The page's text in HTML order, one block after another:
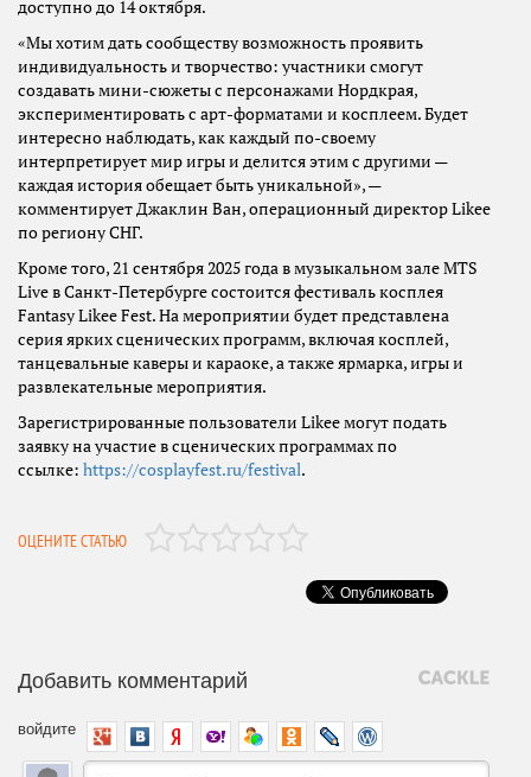
доступно до 14 октября.
«Мы хотим дать сообществу возможность проявить
индивидуальность и творчество: участники смогут
создавать мини-сюжеты с персонажами Нордкрая,
экспериментировать с арт-форматами и косплеем. Будет
интересно наблюдать, как каждый по-своему
интерпретирует мир игры и делится этим с другими —
каждая история обещает быть уникальной», —
комментирует Джаклин Ван, операционный директор Likee
по региону СНГ.
Кроме того, 21 сентября 2025 года в музыкальном зале MTS
Live в Санкт-Петербурге состоится фестиваль косплея
Fantasy Likee Fest. На мероприятии будет представлена
серия ярких сценических программ, включая косплей,
танцевальные каверы и караоке, а также ярмарка, игры и
развлекательные мероприятия.
Зарегистрированные пользователи Likee могут подать
заявку на участие в сценических программах по
ссылке: https://cosplayfest.ru/festival.
ОЦЕНИТЕ СТАТЬЮ
Добавить комментарий
войдите